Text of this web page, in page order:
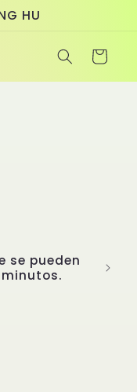
HU
Carrito
se pueden